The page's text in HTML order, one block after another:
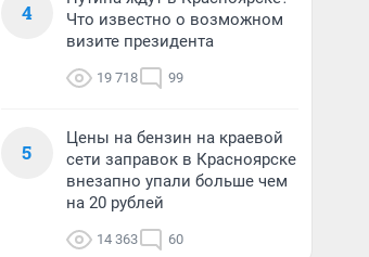
4
Что известно о возможном
визите президента
19 718 99
5
Цены на бензин на краевой
сети заправок в Красноярске
внезапно упали больше чем
на 20 рублей
14 363 60